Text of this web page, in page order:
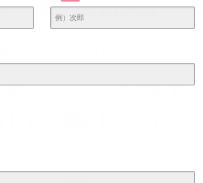
介していただきました！
記事一覧
お知らせ
し』で紹介していた